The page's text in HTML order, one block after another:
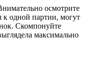
осмотрите
к одной партии, могут
Скомпонуйте
максимально